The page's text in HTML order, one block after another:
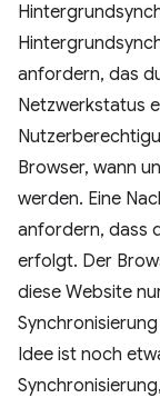
anfordern, das
Netzwerkstatus
Browser, wann
werden. Eine
anfordern, dass
erfolgt. Der
diese Website
Idee ist noch